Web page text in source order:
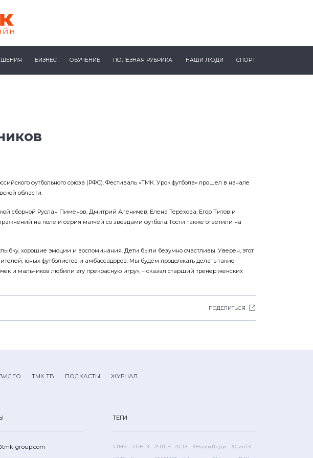
БИЗНЕС ОБУЧЕНИЕ ПОЛЕЗНАЯ РУБРИКА НАШИ ЛЮДИ СПОРТ
футбольного союза (РФС). Фестиваль «ТМК. Урок футбола» прошел в начале
области.
сборной Руслан Пименов, Дмитрий Аленичев, Елена Терехова, Егор Титов и
на поле и серия матчей со звездами футбола. Гости также ответили на
хорошие эмоции и воспоминания. Дети были безумно счастливы. Уверен, этот
юных футболистов и амбассадоров. Мы будем продолжать делать такие
и мальчиков любили эту прекрасную игру», – сказал старший тренер женских
ПОДЕЛИТЬСЯ
ТМК ТВ ПОДКАСТЫ ЖУРНАЛ
group.com
ТЕГИ
#ТМК #ПНТЗ #ЧТПЗ #СТЗ #НашиЛюди #СинТЗ